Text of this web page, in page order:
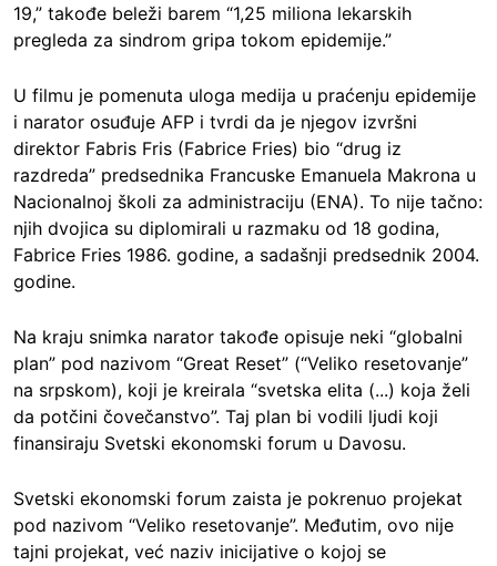
19,” takođe beleži barem “1,25 miliona lekarskih
pregleda za sindrom gripa tokom epidemije.”
U filmu je pomenuta uloga medija u praćenju epidemije
i narator osuđuje AFP i tvrdi da je njegov izvršni
direktor Fabris Fris (Fabrice Fries) bio “drug iz
razdreda” predsednika Francuske Emanuela Makrona u
Nacionalnoj školi za administraciju (ENA). To nije tačno:
njih dvojica su diplomirali u razmaku od 18 godina,
Fabrice Fries 1986. godine, a sadašnji predsednik 2004.
godine.
Na kraju snimka narator takođe opisuje neki “globalni
plan” pod nazivom “Great Reset” (“Veliko resetovanje”
na srpskom), koji je kreirala “svetska elita (...) koja želi
da potčini čovečanstvo”. Taj plan bi vodili ljudi koji
finansiraju Svetski ekonomski forum u Davosu.
Svetski ekonomski forum zaista je pokrenuo projekat
pod nazivom “Veliko resetovanje”. Međutim, ovo nije
tajni projekat, već naziv inicijative o kojoj se